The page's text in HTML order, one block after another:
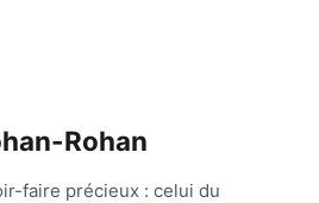
Rohan
faire précieux : celui du